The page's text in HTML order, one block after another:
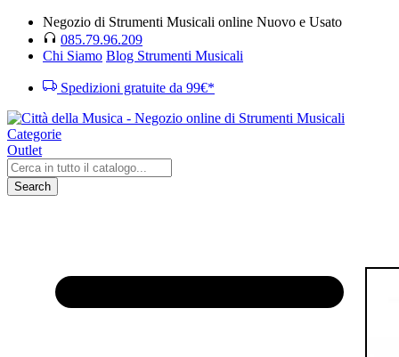
Negozio di Strumenti Musicali online Nuovo e Usato
085.79.96.209
Chi Siamo Blog Strumenti Musicali
Spedizioni gratuite da 99€*
Categorie
Outlet
Search